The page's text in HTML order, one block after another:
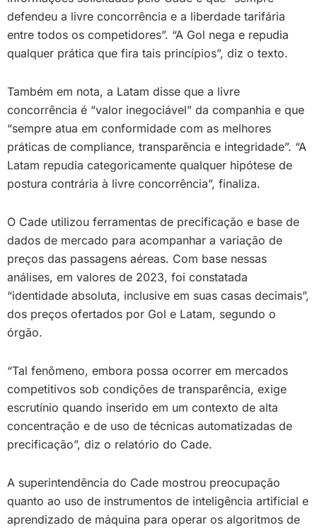
defendeu a livre concorrência e a liberdade tarifária
entre todos os competidores”. “A Gol nega e repudia
qualquer prática que fira tais princípios”, diz o texto.
Também em nota, a Latam disse que a livre
concorrência é “valor inegociável” da companhia e que
“sempre atua em conformidade com as melhores
práticas de compliance, transparência e integridade”. “A
Latam repudia categoricamente qualquer hipótese de
postura contrária à livre concorrência”, finaliza.
O Cade utilizou ferramentas de precificação e base de
dados de mercado para acompanhar a variação de
preços das passagens aéreas. Com base nessas
análises, em valores de 2023, foi constatada
“identidade absoluta, inclusive em suas casas decimais”,
dos preços ofertados por Gol e Latam, segundo o
órgão.
“Tal fenômeno, embora possa ocorrer em mercados
competitivos sob condições de transparência, exige
escrutínio quando inserido em um contexto de alta
concentração e de uso de técnicas automatizadas de
precificação”, diz o relatório do Cade.
A superintendência do Cade mostrou preocupação
quanto ao uso de instrumentos de inteligência artificial e
aprendizado de máquina para operar os algoritmos de